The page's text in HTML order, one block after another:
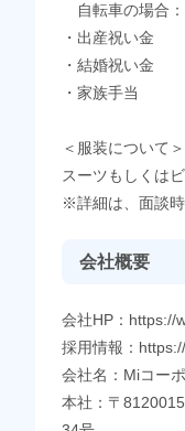
自転車の場合
・出産祝い金
・結婚祝い金
・家族手当
＜服装について＞
スーツもしくは
※詳細は、面談時
会社概要
会社HP：https://
採用情報：
会社名：Miコー
本社：〒